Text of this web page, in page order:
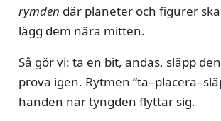
rymden där planeter och figurer
lägg dem nära mitten.
Så gör vi: ta en bit, andas, släpp
prova igen. Rytmen
handen när tyngden flyttar sig.